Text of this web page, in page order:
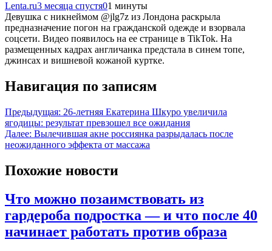
Lenta.ru3 месяца спустя01 минуты
Девушка с никнеймом @jlg7z из Лондона раскрыла
предназначение погон на гражданской одежде и взорвала
соцсети. Видео появилось на ее странице в TikTok. На
размещенных кадрах англичанка предстала в синем топе,
джинсах и вишневой кожаной куртке.
Навигация по записям
Предыдущая: 26-летняя Екатерина Шкуро увеличила
ягодицы: результат превзошел все ожидания
Далее: Вылечившая акне россиянка разрыдалась после
неожиданного эффекта от массажа
Похожие новости
Что можно позаимствовать из
гардероба подростка — и что после 40
начинает работать против образа